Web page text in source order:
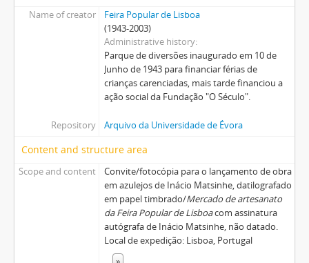
Name of creator
Feira Popular de Lisboa
(1943-2003)
Administrative history
Parque de diversões inaugurado em 10 de
Junho de 1943 para financiar férias de
crianças carenciadas, mais tarde financiou a
ação social da Fundação "O Século".
Repository Arquivo da Universidade de Évora
Content and structure area
Scope and content
Convite/fotocópia para o lançamento de obra
em azulejos de Inácio Matsinhe, datilografado
em papel timbrado/Mercado de artesanato
da Feira Popular de Lisboacom assinatura
autógrafa de Inácio Matsinhe, não datado.
Local de expedição: Lisboa, Portugal